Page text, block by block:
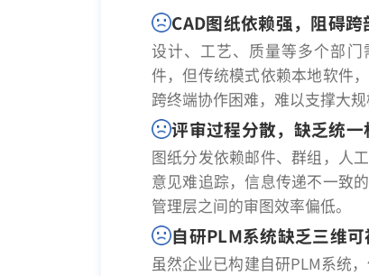
CAD图纸依赖强，阻碍
设计、工艺、质量等多个部门
件，但传统模式依赖本地软件
跨终端协作困难，难以支撑大规
评审过程分散，缺乏统一
图纸分发依赖邮件、群组，人
意见难追踪，信息传递不一致
管理层之间的审图效率偏低。
自研PLM系统缺乏三维
虽然企业已构建自研PLM系统